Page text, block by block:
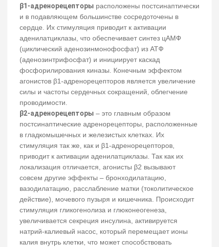
β1-адренорецепторы расположены постсинаптически
и в подавляющем большинстве сосредоточены в
сердце. Их стимуляция приводит к активации
аденилатциклазы, что обеспечивает синтез цАМФ
(циклический аденозинмонофосфат) из АТФ
(аденозинтрифосфат) и инициирует каскад
фосфорилирования киназы. Конечным эффектом
агонистов β1-адренорецепторов является увеличение
силы и частоты сердечных сокращений, облегчение
проводимости.
β2-адренорецепторы – это главным образом
постсинаптические адренорецепторы, расположенные
в гладкомышечных и железистых клетках. Их
стимуляция так же, как и β1-адренорецепторов,
приводит к активации аденилатциклазы. Так как их
локализация отличается, агонисты β2 вызывают
совсем другие эффекты – бронходилатацию,
вазодилатацию, расслабление матки (токолитическое
действие), мочевого пузыря и кишечника. Происходит
стимуляция гликогенолиза и глюконеогенеза,
увеличивается секреция инсулина, активируется
натрий-калиевый насос, который перемещает ионы
калия внутрь клетки, что может способствовать